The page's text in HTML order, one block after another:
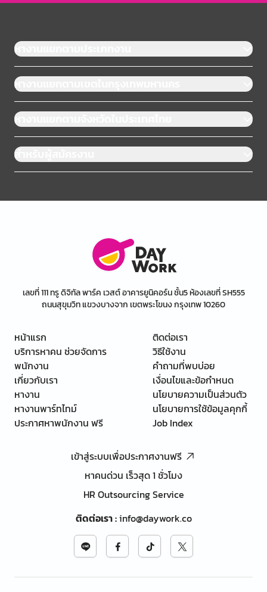
หางานแยกตามประเภทงาน
หางานแยกตามเขตในกรุงเทพมหานคร
หางานแยกตามจังหวัดในประเทศไทย
สำหรับผู้สมัครงาน
เลขที่ 111 ทรู ดิจิทัล พาร์ค เวสต์ อาคารยูนิคอร์น ชั้น5 ห้องเลขที่ SH555
ถนนสุขุมวิท แขวงบางจาก เขตพระโขนง กรุงเทพ 10260
หน้าแรก
บริการหาคน ช่วยจัดการ
พนักงาน
เกี่ยวกับเรา
หางาน
หางานพาร์ทไทม์
ประกาศหาพนักงาน ฟรี
ติดต่อเรา
วิธีใช้งาน
คำถามที่พบบ่อย
เงื่อนไขและข้อกำหนด
นโยบายความเป็นส่วนตัว
นโยบายการใช้ข้อมูลคุกกี้
Job Index
เข้าสู่ระบบเพื่อประกาศงานฟรี
หาคนด่วน เร็วสุด 1 ชั่วโมง
HR Outsourcing Service
ติดต่อเรา:info@daywork.co